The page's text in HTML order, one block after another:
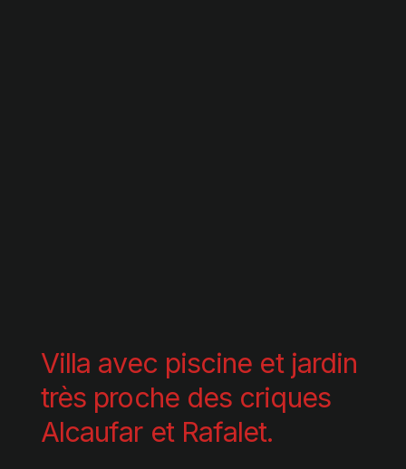
Villa avec piscine et jardin
très proche des criques
Alcaufar et Rafalet.